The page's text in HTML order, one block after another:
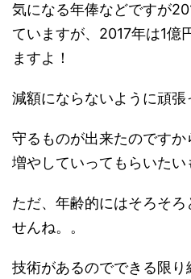
気になる年俸などですが
ていますが、2017年は1億
ますよ！
減額にならないように頑張
守るものが出来たのです
増やしていってもらいたい
ただ、年齢的にはそろそ
せんね。。
技術があるのでできる限